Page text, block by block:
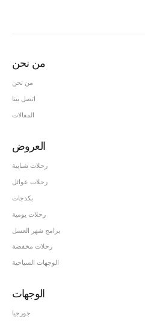
من نحن
من نحن
اتصل بينا
المقالات
العروض
رحلات شبابية
رحلات عوائل
بكدجات
رحلات يومية
برامج شهر العسل
رحلات مخفضة
الوجهات السياحية
الوجهات
جورجيا